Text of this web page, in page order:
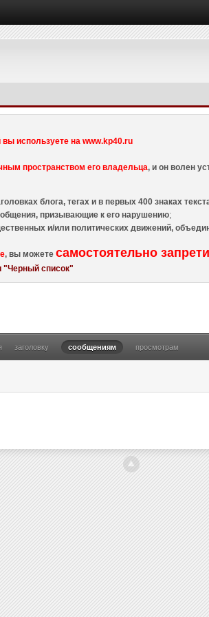
используете на www.kp40.ru
пространством его владельца, и он волен
блога, тегах и в первых 400 знаках
призывающие к его нарушению;
и/или политических движений,
, вы можетесамостоятельно
"Черный список"
заголовку сообщениям просмотрам